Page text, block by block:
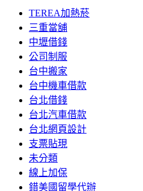
TEREA加熱菸
三重當舖
中壢借錢
公司制服
台中搬家
台中機車借款
台北借錢
台北汽車借款
台北網頁設計
支票貼現
未分類
線上加保
錯美國留學代辦